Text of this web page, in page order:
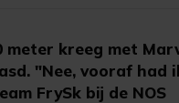
meter kreeg met
"Nee, vooraf had
FrySk bij de NOS